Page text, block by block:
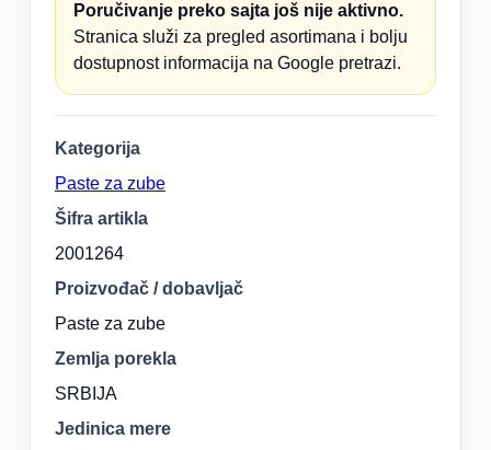
Poručivanje preko sajta još nije aktivno.
Stranica služi za pregled asortimana i bolju
dostupnost informacija na Google pretrazi.
Kategorija
Paste za zube
Šifra artikla
2001264
Proizvođač / dobavljač
Paste za zube
Zemlja porekla
SRBIJA
Jedinica mere